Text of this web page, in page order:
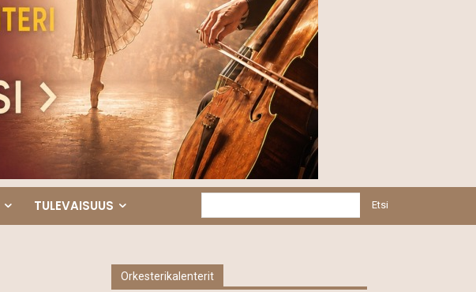
TULEVAISUUS Etsi
Orkesterikalenterit